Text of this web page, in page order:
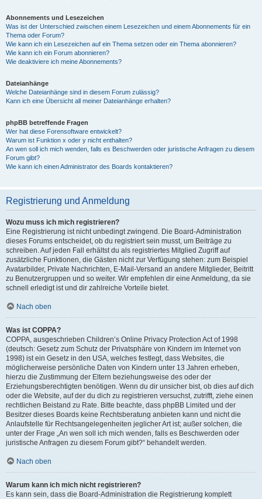
Abonnements und Lesezeichen
Was ist der Unterschied zwischen einem Lesezeichen und einem Abonnements für ein
Thema oder Forum?
Wie kann ich ein Lesezeichen auf ein Thema setzen oder ein Thema abonnieren?
Wie kann ich ein Forum abonnieren?
Wie deaktiviere ich meine Abonnements?
Dateianhänge
Welche Dateianhänge sind in diesem Forum zulässig?
Kann ich eine Übersicht all meiner Dateianhänge erhalten?
phpBB betreffende Fragen
Wer hat diese Forensoftware entwickelt?
Warum ist Funktion x oder y nicht enthalten?
An wen soll ich mich wenden, falls es Beschwerden oder juristische Anfragen zu diesem
Forum gibt?
Wie kann ich einen Administrator des Boards kontaktieren?
Registrierung und Anmeldung
Wozu muss ich mich registrieren?
Eine Registrierung ist nicht unbedingt zwingend. Die Board-Administration
dieses Forums entscheidet, ob du registriert sein musst, um Beiträge zu
schreiben. Auf jeden Fall erhältst du als registriertes Mitglied Zugriff auf
zusätzliche Funktionen, die Gästen nicht zur Verfügung stehen: zum Beispiel
Avatarbilder, Private Nachrichten, E-Mail-Versand an andere Mitglieder, Beitritt
zu Benutzergruppen und so weiter. Wir empfehlen dir eine Anmeldung, da sie
schnell erledigt ist und dir zahlreiche Vorteile bietet.
Nach oben
Was ist COPPA?
COPPA, ausgeschrieben Children’s Online Privacy Protection Act of 1998
(deutsch: Gesetz zum Schutz der Privatsphäre von Kindern im Internet von
1998) ist ein Gesetz in den USA, welches festlegt, dass Websites, die
möglicherweise persönliche Daten von Kindern unter 13 Jahren erheben,
hierzu die Zustimmung der Eltern beziehungsweise des oder der
Erziehungsberechtigten benötigen. Wenn du dir unsicher bist, ob dies auf dich
oder die Website, auf der du dich zu registrieren versuchst, zutrifft, ziehe einen
rechtlichen Beistand zu Rate. Bitte beachte, dass phpBB Limited und der
Besitzer dieses Boards keine Rechtsberatung anbieten kann und nicht die
Anlaufstelle für Rechtsangelegenheiten jeglicher Art ist; außer solchen, die
unter der Frage „An wen soll ich mich wenden, falls es Beschwerden oder
juristische Anfragen zu diesem Forum gibt?“ behandelt werden.
Nach oben
Warum kann ich mich nicht registrieren?
Es kann sein, dass die Board-Administration die Registrierung komplett